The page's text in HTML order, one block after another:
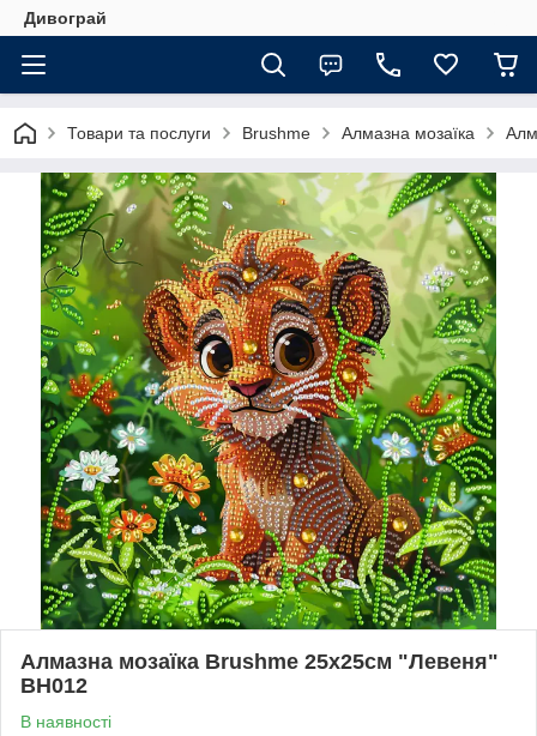
Дивограй
Товари та послуги Brushme Алмазна мозаїка
Алмазна мозаїка Brushme 25x25см "Левеня"
BH012
В наявності